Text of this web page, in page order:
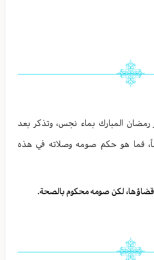
المبارك بماء نجس، وتذكر بعد
فما هو حكم صومه وصلاته في هذه
قضاؤها، لكن صومه محكوم بالصحة.